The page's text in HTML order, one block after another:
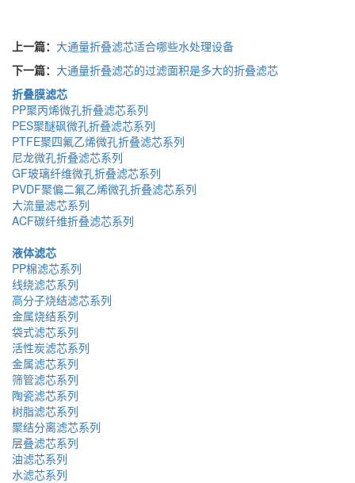
上一篇： 大通量折叠滤芯适合哪些水处理设备
下一篇： 大通量折叠滤芯的过滤面积是多大的折叠滤芯
折叠膜滤芯
PP聚丙烯微孔折叠滤芯系列
PES聚醚砜微孔折叠滤芯系列
PTFE聚四氟乙烯微孔折叠滤芯系列
尼龙微孔折叠滤芯系列
GF玻璃纤维微孔折叠滤芯系列
PVDF聚偏二氟乙烯微孔折叠滤芯系列
大流量滤芯系列
ACF碳纤维折叠滤芯系列
液体滤芯
PP棉滤芯系列
线绕滤芯系列
高分子烧结滤芯系列
金属烧结系列
袋式滤芯系列
活性炭滤芯系列
金属滤芯系列
筛管滤芯系列
陶瓷滤芯系列
树脂滤芯系列
聚结分离滤芯系列
层叠滤芯系列
油滤芯系列
水滤芯系列